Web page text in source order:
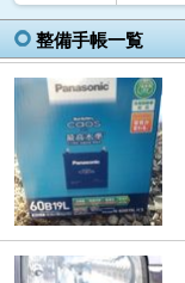
整備手帳一覧